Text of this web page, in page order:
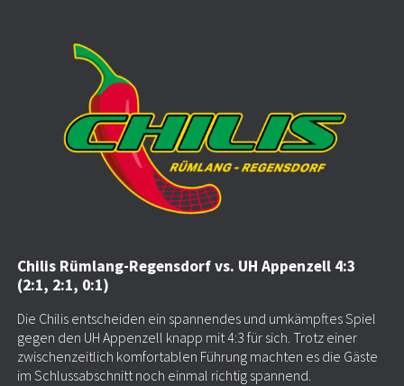
Chilis Rümlang-Regensdorf vs. UH Appenzell 4:3
(2:1, 2:1, 0:1)
Die Chilis entscheiden ein spannendes und umkämpftes Spiel
gegen den UH Appenzell knapp mit 4:3 für sich. Trotz einer
zwischenzeitlich komfortablen Führung machten es die Gäste
im Schlussabschnitt noch einmal richtig spannend.